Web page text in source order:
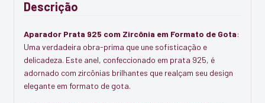
Descrição
Aparador Prata 925 com Zircônia em Formato de Gota:
Uma verdadeira obra-prima que une sofisticação e
delicadeza. Este anel, confeccionado em prata 925, é
adornado com zircônias brilhantes que realçam seu design
elegante em formato de gota.